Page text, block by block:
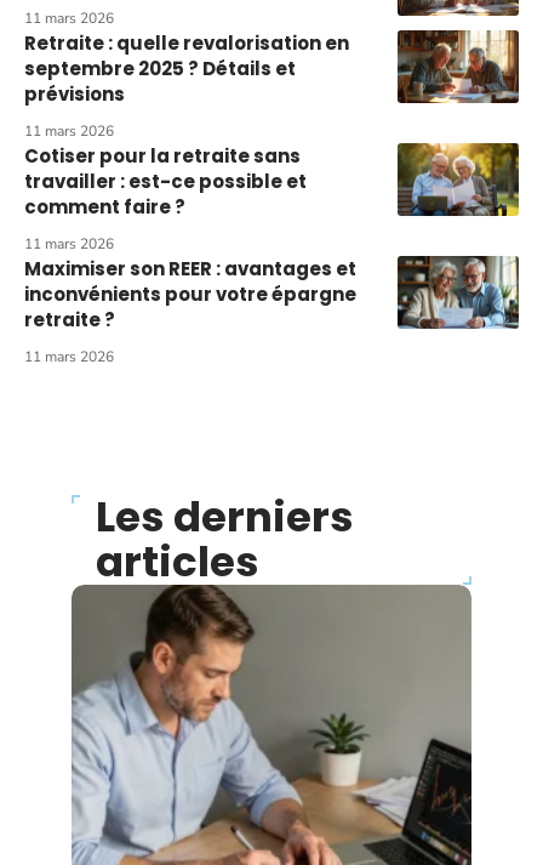
11 mars 2026
Retraite : quelle revalorisation en
septembre 2025 ? Détails et
prévisions
11 mars 2026
Cotiser pour la retraite sans
travailler : est-ce possible et
comment faire ?
11 mars 2026
Maximiser son REER : avantages et
inconvénients pour votre épargne
retraite ?
11 mars 2026
Les derniers
articles